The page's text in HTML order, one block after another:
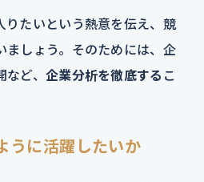
りたいという熱意を伝え、競
ましょう。そのためには、企
ど、 企業分析を徹底する こ
うに活躍したいか